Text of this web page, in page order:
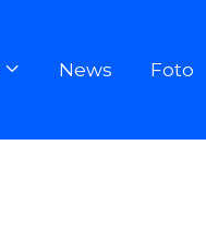
 News Foto